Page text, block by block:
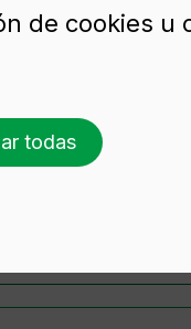
2026
Q3
de cookies u
todas